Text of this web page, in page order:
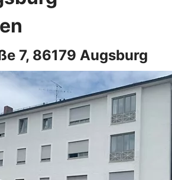
7, 86179 Augsburg